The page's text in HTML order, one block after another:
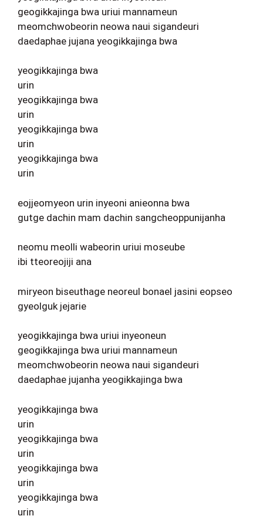
geogikkajinga bwa uriui mannameun
meomchwobeorin neowa naui sigandeuri
daedaphae jujana yeogikkajinga bwa
yeogikkajinga bwa
urin
yeogikkajinga bwa
urin
yeogikkajinga bwa
urin
yeogikkajinga bwa
urin
eojjeomyeon urin inyeoni anieonna bwa
gutge dachin mam dachin sangcheoppunijanha
neomu meolli wabeorin uriui moseube
ibi tteoreojiji ana
miryeon biseuthage neoreul bonael jasini eopseo
gyeolguk jejarie
yeogikkajinga bwa uriui inyeoneun
geogikkajinga bwa uriui mannameun
meomchwobeorin neowa naui sigandeuri
daedaphae jujanha yeogikkajinga bwa
yeogikkajinga bwa
urin
yeogikkajinga bwa
urin
yeogikkajinga bwa
urin
yeogikkajinga bwa
urin